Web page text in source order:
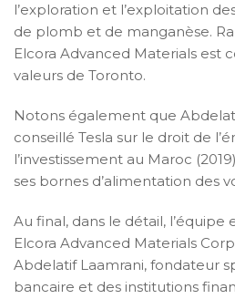
l’exploration et l’exploitation
de plomb et de manganèse.
Elcora Advanced Materials est
valeurs de Toronto.
Notons également que
conseillé Tesla sur le droit de
l’investissement au Maroc
ses bornes d’alimentation des
Au final, dans le détail, l’équipe
Elcora Advanced Materials
Abdelatif Laamrani, fondateur
bancaire et des institutions